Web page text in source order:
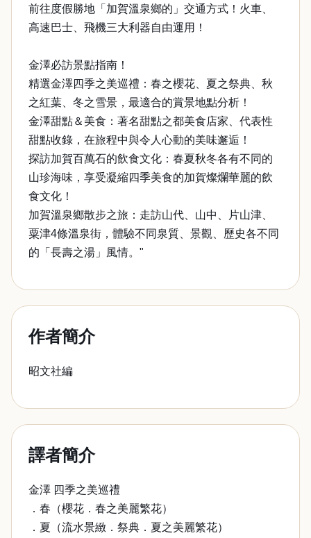
前往度假勝地「加賀溫泉鄉的」交通方式！火車、
高速巴士、飛機三大利器自由運用！
金澤必訪景點指南！
精選金澤四季之美巡禮：春之櫻花、夏之祭典、秋
之紅葉、冬之雪景，最適合的賞景地點分析！
金澤甜點＆美食：著名甜點之都美食店家、代表性
甜點收錄，在旅程中與令人心動的美味邂逅！
探訪加賀百萬石的飲食文化：春夏秋冬各有不同的
山珍海味，享受凝縮四季美食的加賀燦爛華麗的飲
食文化！
加賀溫泉鄉散步之旅：走訪山代、山中、片山津、
粟津4條溫泉街，體驗不同泉質、景觀、歷史各不同
的「長壽之湯」風情。"
作者簡介
昭文社編
譯者簡介
金澤 四季之美巡禮
．春（櫻花．春之美麗繁花）
．夏（流水景緻．祭典．夏之美麗繁花）